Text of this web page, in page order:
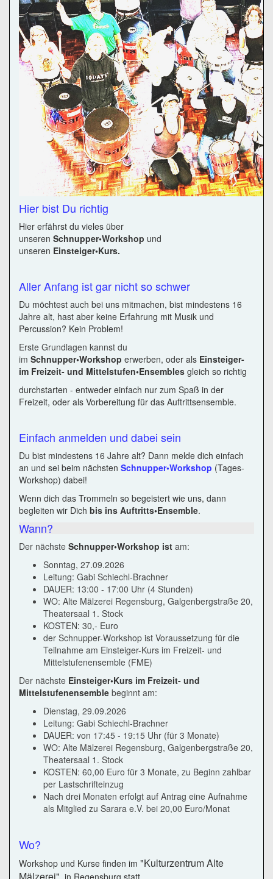
Hier bist Du richtig
Hier erfährst du vieles über
unseren Schnupper•Workshop und
unseren Einsteiger•Kurs.
Aller Anfang ist gar nicht so schwer
Du möchtest auch bei uns mitmachen, bist mindestens 16
Jahre alt, hast aber keine Erfahrung mit Musik und
Percussion? Kein Problem!
Erste Grundlagen kannst du
im Schnupper•Workshop erwerben, oder als Einsteiger-
im Freizeit- und Mittelstufen•Ensembles gleich so richtig
durchstarten - entweder einfach nur zum Spaß in der
Freizeit, oder als Vorbereitung für das Auftrittsensemble.
Einfach anmelden und dabei sein
Du bist mindestens 16 Jahre alt? Dann melde dich einfach
an und sei beim nächsten Schnupper•Workshop (Tages-
Workshop) dabei!
Wenn dich das Trommeln so begeistert wie uns, dann
begleiten wir Dich bis ins Auftritts•Ensemble.
Wann?
Der nächste Schnupper•Workshop ist am:
Sonntag, 27.09.2026
Leitung: Gabi Schiechl-Brachner
DAUER: 13:00 - 17:00 Uhr (4 Stunden)
WO: Alte Mälzerei Regensburg, Galgenbergstraße 20,
Theatersaal 1. Stock
KOSTEN: 30,- Euro
der Schnupper-Workshop ist Voraussetzung für die
Teilnahme am Einsteiger-Kurs im Freizeit- und
Mittelstufenensemble (FME)
Der nächste Einsteiger•Kurs im Freizeit- und
Mittelstufenensemble beginnt am:
Dienstag, 29.09.2026
Leitung: Gabi Schiechl-Brachner
DAUER: von 17:45 - 19:15 Uhr (für 3 Monate)
WO: Alte Mälzerei Regensburg, Galgenbergstraße 20,
Theatersaal 1. Stock
KOSTEN: 60,00 Euro für 3 Monate, zu Beginn zahlbar
per Lastschrifteinzug
Nach drei Monaten erfolgt auf Antrag eine Aufnahme
als Mitglied zu Sarara e.V. bei 20,00 Euro/Monat
Wo?
Workshop und Kurse finden im "Kulturzentrum Alte
Mälzerei" in Regensburg statt.